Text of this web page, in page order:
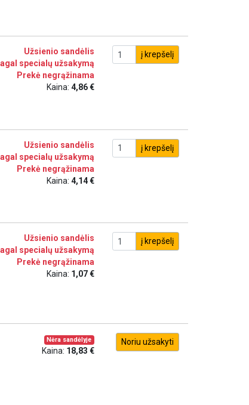
Užsienio sandėlis
specialų užsakymą
Prekė negrąžinama
Kaina: 4,86 €
į krepšelį
Užsienio sandėlis
specialų užsakymą
Prekė negrąžinama
Kaina: 4,14 €
į krepšelį
Užsienio sandėlis
specialų užsakymą
Prekė negrąžinama
Kaina: 1,07 €
į krepšelį
Nėra sandėlyje
Kaina: 18,83 €
Noriu užsakyti